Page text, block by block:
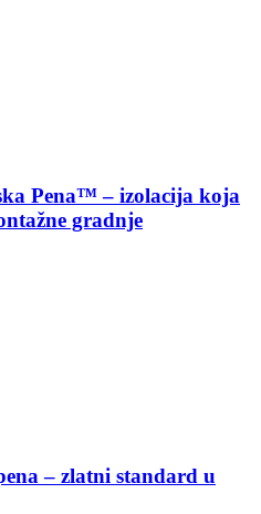
Pena™ – izolacija koja
gradnje
– zlatni standard u